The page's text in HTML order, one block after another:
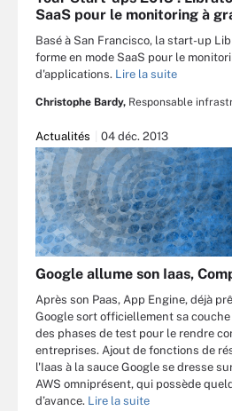
SaaS pour le monitoring à
Basé à San Francisco, la start-up
forme en mode SaaS pour le
d'applications. Lire la suite
Christophe Bardy, Responsable
Actualités 04 déc. 2013
Google allume son Iaas,
Après son Paas, App Engine, déjà
Google sort officiellement sa couche
des phases de test pour le rendre
entreprises. Ajout de fonctions de
l'Iaas à la sauce Google se dresse
AWS omniprésent, qui possède
d’avance. Lire la suite